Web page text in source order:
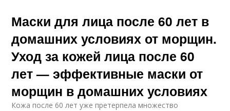
Маски для лица после 60 лет в
домашних условиях от морщин.
Уход за кожей лица после 60
лет — эффективные маски от
морщин в домашних условиях
Кожа после 60 лет уже претерпела множество